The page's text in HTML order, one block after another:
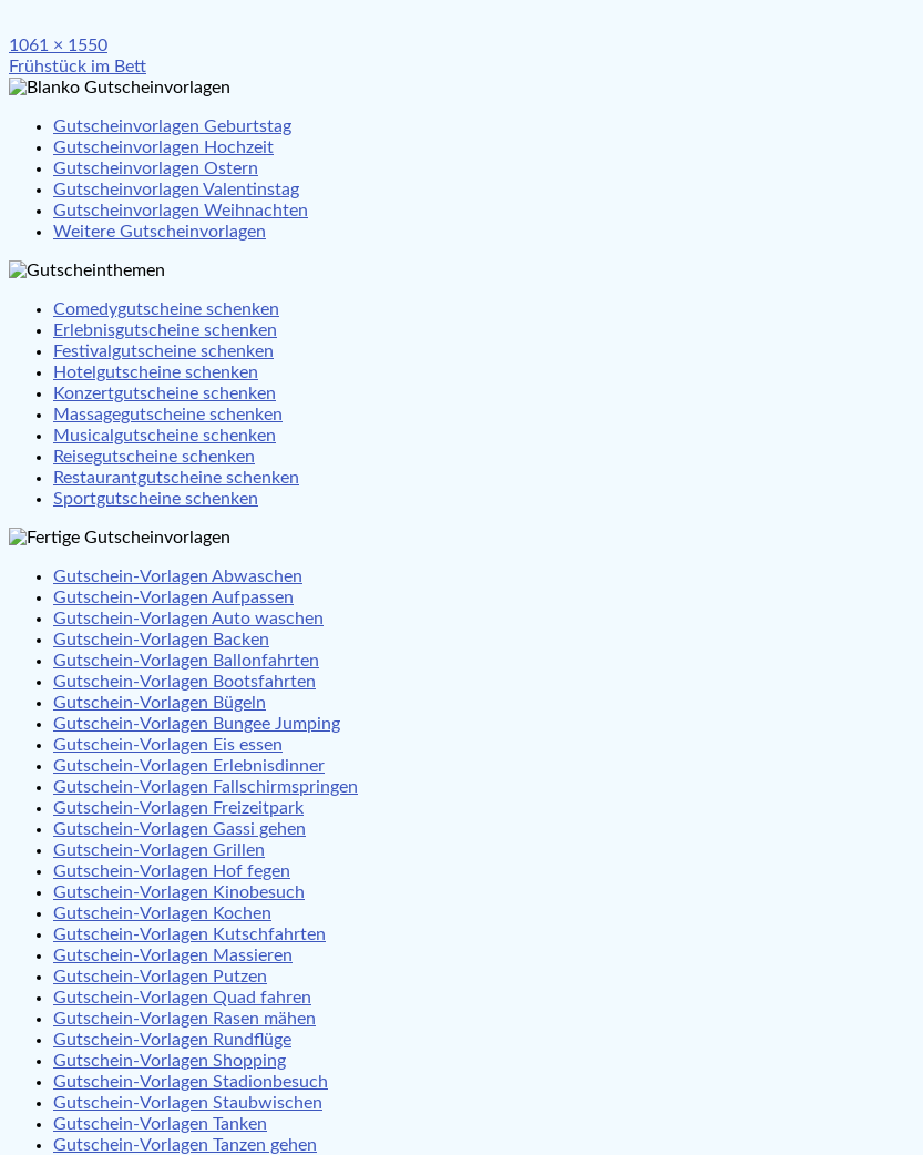
Full
size
1061 × 1550
Beitragsnavigation
Frühstück im Bett
Gutscheinvorlagen Geburtstag
Gutscheinvorlagen Hochzeit
Gutscheinvorlagen Ostern
Gutscheinvorlagen Valentinstag
Gutscheinvorlagen Weihnachten
Weitere Gutscheinvorlagen
Comedygutscheine schenken
Erlebnisgutscheine schenken
Festivalgutscheine schenken
Hotelgutscheine schenken
Konzertgutscheine schenken
Massagegutscheine schenken
Musicalgutscheine schenken
Reisegutscheine schenken
Restaurantgutscheine schenken
Sportgutscheine schenken
Gutschein-Vorlagen Abwaschen
Gutschein-Vorlagen Aufpassen
Gutschein-Vorlagen Auto waschen
Gutschein-Vorlagen Backen
Gutschein-Vorlagen Ballonfahrten
Gutschein-Vorlagen Bootsfahrten
Gutschein-Vorlagen Bügeln
Gutschein-Vorlagen Bungee Jumping
Gutschein-Vorlagen Eis essen
Gutschein-Vorlagen Erlebnisdinner
Gutschein-Vorlagen Fallschirmspringen
Gutschein-Vorlagen Freizeitpark
Gutschein-Vorlagen Gassi gehen
Gutschein-Vorlagen Grillen
Gutschein-Vorlagen Hof fegen
Gutschein-Vorlagen Kinobesuch
Gutschein-Vorlagen Kochen
Gutschein-Vorlagen Kutschfahrten
Gutschein-Vorlagen Massieren
Gutschein-Vorlagen Putzen
Gutschein-Vorlagen Quad fahren
Gutschein-Vorlagen Rasen mähen
Gutschein-Vorlagen Rundflüge
Gutschein-Vorlagen Shopping
Gutschein-Vorlagen Stadionbesuch
Gutschein-Vorlagen Staubwischen
Gutschein-Vorlagen Tanken
Gutschein-Vorlagen Tanzen gehen